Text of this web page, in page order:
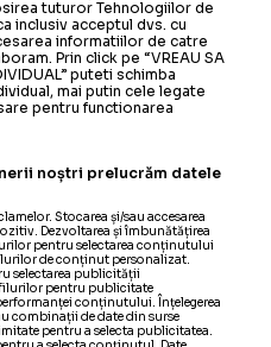
tuturor Tehnologiilor de
inclusiv acceptul dvs. cu
informatiilor de catre
Prin click pe “VREAU SA
puteti schimba
mai putin cele legate
pentru functionarea
noștri prelucrăm datele
Stocarea și/sau accesarea
Dezvoltarea și îmbunătățirea
pentru selectarea conținutului
de conținut personalizat.
selectarea publicității
pentru publicitate
conținutului. Înțelegerea
combinații de date din surse
pentru a selecta publicitatea.